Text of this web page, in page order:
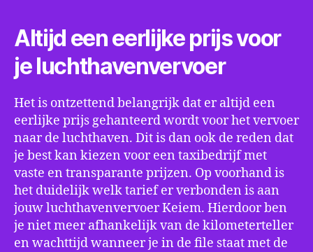
Altijd een eerlijke prijs voor
je luchthavenvervoer
Het is ontzettend belangrijk dat er altijd een
eerlijke prijs gehanteerd wordt voor het vervoer
naar de luchthaven. Dit is dan ook de reden dat
je best kan kiezen voor een taxibedrijf met
vaste en transparante prijzen. Op voorhand is
het duidelijk welk tarief er verbonden is aan
jouw luchthavenvervoer Keiem. Hierdoor ben
je niet meer afhankelijk van de kilometerteller
en wachttijd wanneer je in de file staat met de